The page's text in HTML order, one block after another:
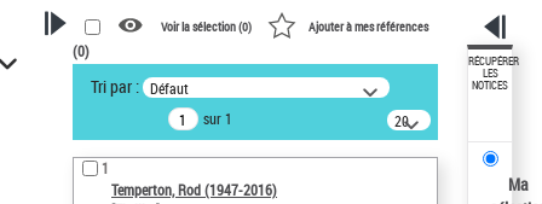
VOTRE RECHERCHE
Recherche avancée dans les
notices d’autorité
Œuvres liées à l'auteur :
Temperton, Rod (1947-2016)
Voir la sélection (0) Ajouter à mes références
(0)
Tri par : Défaut
sur 1
20
résultats/page
1
Temperton, Rod (1947-2016)
RÉCUPÉRER
LES
NOTICES
Ma